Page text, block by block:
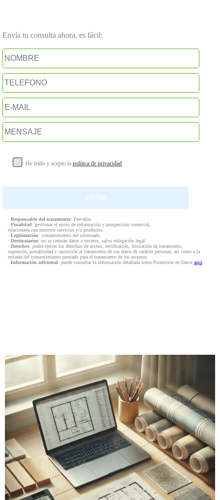
Envía tu consulta ahora, es fácil:
He leído y acepto la política de privacidad.
· Responsable del tratamiento: Fervalles
· Finalidad: gestionar el envío de información y prospección comercial,
relacionada con nuestros servicios y/o productos.
· Legitimación: consentimiento del interesado.
· Destinatarios: no se cederán datos a terceros, salvo obligación legal.
· Derechos: podrá ejercer los derechos de acceso, rectificación, limitación de tratamiento,
supresión, portabilidad y oposición al tratamiento de sus datos de carácter personal, así como a la
retirada del consentimiento prestado para el tratamiento de los mismos.
· Información adicional: puede consultar la información detallada sobre Protección de Datos aquí.